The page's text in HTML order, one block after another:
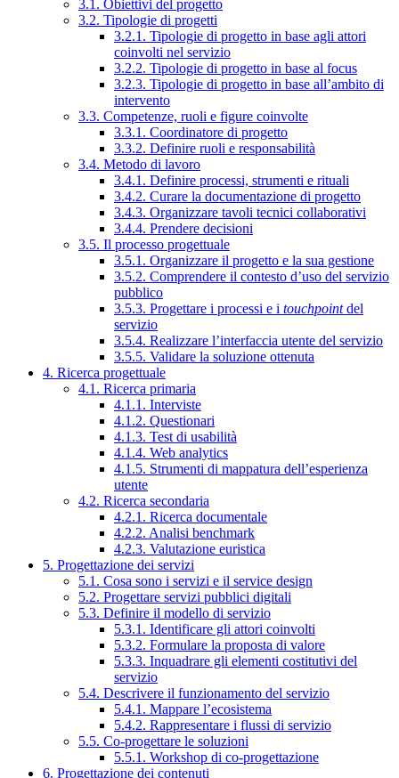
3.1. Obiettivi del progetto
3.2. Tipologie di progetti
3.2.1. Tipologie di progetto in base agli attori
coinvolti nel servizio
3.2.2. Tipologie di progetto in base al focus
3.2.3. Tipologie di progetto in base all’ambito di
intervento
3.3. Competenze, ruoli e figure coinvolte
3.3.1. Coordinatore di progetto
3.3.2. Definire ruoli e responsabilità
3.4. Metodo di lavoro
3.4.1. Definire processi, strumenti e rituali
3.4.2. Curare la documentazione di progetto
3.4.3. Organizzare tavoli tecnici collaborativi
3.4.4. Prendere decisioni
3.5. Il processo progettuale
3.5.1. Organizzare il progetto e la sua gestione
3.5.2. Comprendere il contesto d’uso del servizio
pubblico
3.5.3. Progettare i processi e i touchpointdel
servizio
3.5.4. Realizzare l’interfaccia utente del servizio
3.5.5. Validare la soluzione ottenuta
4. Ricerca progettuale
4.1. Ricerca primaria
4.1.1. Interviste
4.1.2. Questionari
4.1.3. Test di usabilità
4.1.4. Web analytics
4.1.5. Strumenti di mappatura dell’esperienza
utente
4.2. Ricerca secondaria
4.2.1. Ricerca documentale
4.2.2. Analisi benchmark
4.2.3. Valutazione euristica
5. Progettazione dei servizi
5.1. Cosa sono i servizi e il service design
5.2. Progettare servizi pubblici digitali
5.3. Definire il modello di servizio
5.3.1. Identificare gli attori coinvolti
5.3.2. Formulare la proposta di valore
5.3.3. Inquadrare gli elementi costitutivi del
servizio
5.4. Descrivere il funzionamento del servizio
5.4.1. Mappare l’ecosistema
5.4.2. Rappresentare i flussi di servizio
5.5. Co-progettare le soluzioni
5.5.1. Workshop di co-progettazione
6. Progettazione dei contenuti